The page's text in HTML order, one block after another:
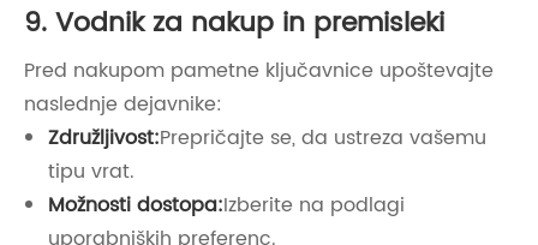
9. Vodnik za nakup in premisleki
Pred nakupom pametne ključavnice upoštevajte
naslednje dejavnike:
Združljivost:Prepričajte se, da ustreza vašemu
tipu vrat.
Možnosti dostopa:Izberite na podlagi